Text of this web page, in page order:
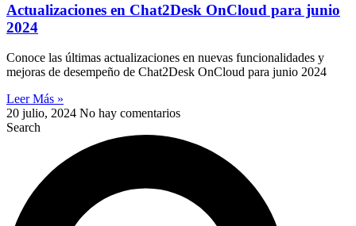
Actualizaciones en Chat2Desk OnCloud para junio
2024
Conoce las últimas actualizaciones en nuevas funcionalidades y
mejoras de desempeño de Chat2Desk OnCloud para junio 2024
Leer Más »
20 julio, 2024 No hay comentarios
Search